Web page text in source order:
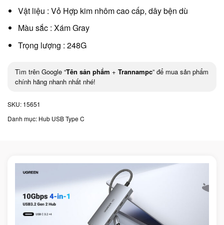
Vật liệu : Vỏ Hợp kim nhôm cao cấp, dây bện dù
Màu sắc : Xám Gray
Trọng lượng : 248G
Tìm trên Google “Tên sản phẩm + Trannampc” để mua sản phẩm
chính hãng nhanh nhất nhé!
SKU: 15651
Danh mục: Hub USB Type C